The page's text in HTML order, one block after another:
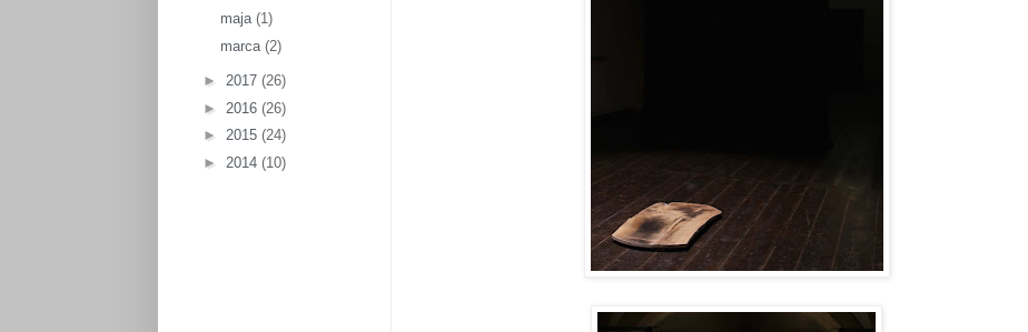
maja (1)
marca (2)
► 2017 (26)
► 2016 (26)
► 2015 (24)
► 2014 (10)